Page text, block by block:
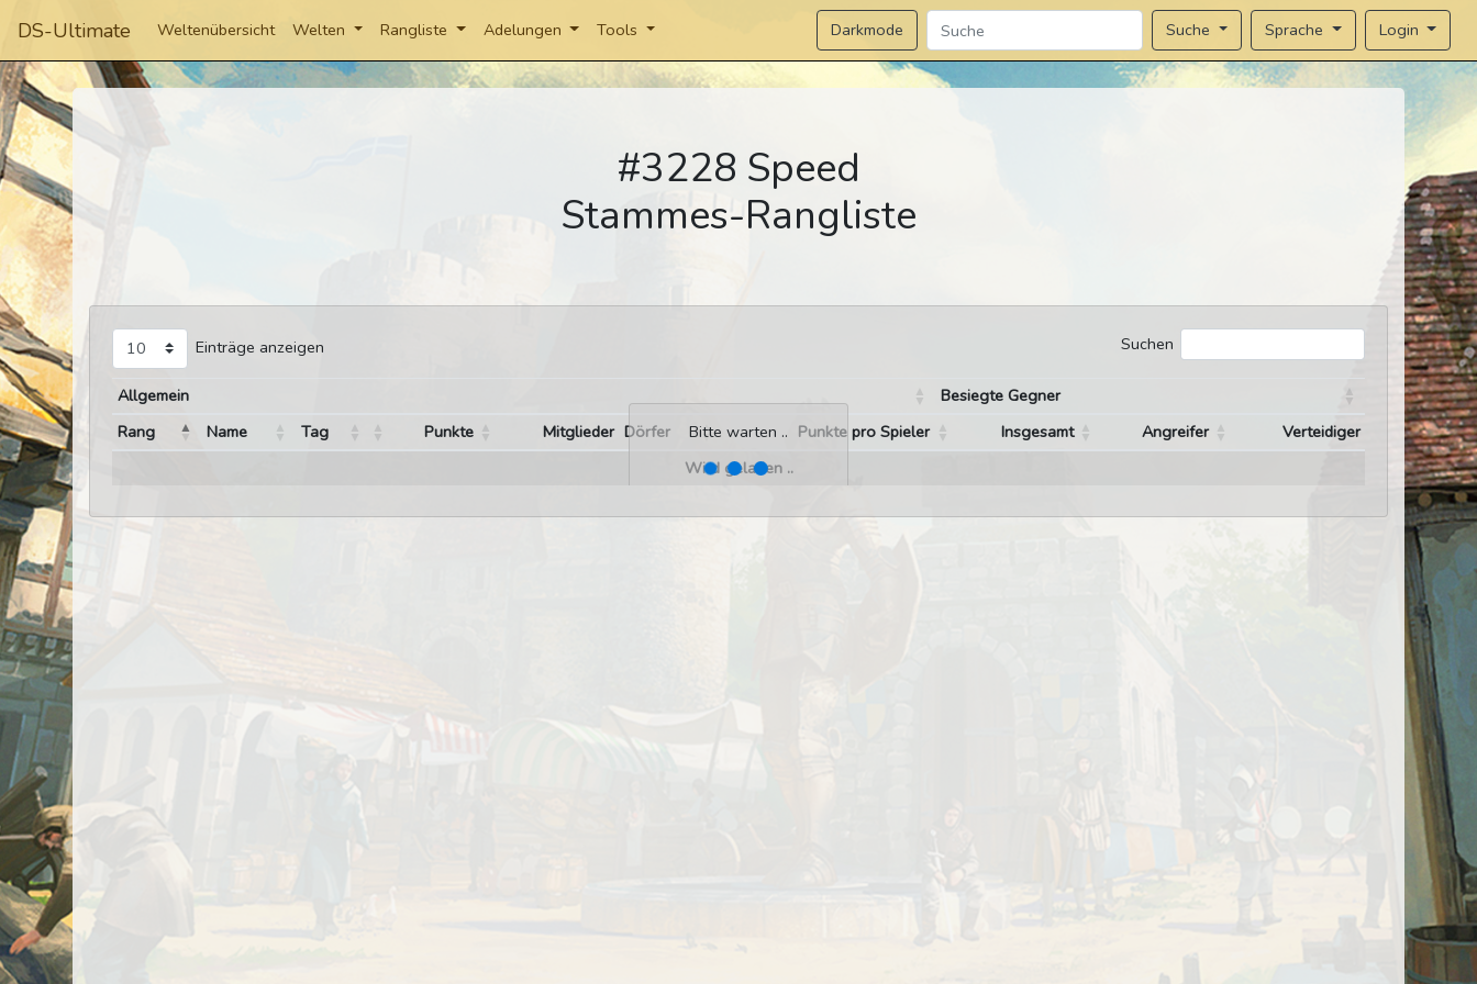
DS-Ultimate Weltenübersicht Welten Rangliste Adelungen Tools Darkmode Suche Sprache Login
#3228 Speed
Stammes-Rangliste
Einträge anzeigen Suchen
Bitte warten ..
Allgemein
Besiegte Gegner
Rang
Name Tag Punkte Mitglieder Dörfer Punkte pro Spieler Insgesamt Angreifer
Verteidiger
Wird geladen ..